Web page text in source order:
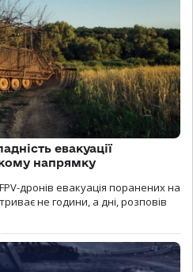
евакуації
напрямку
дронів евакуація поранених на
не години, а дні, розповів